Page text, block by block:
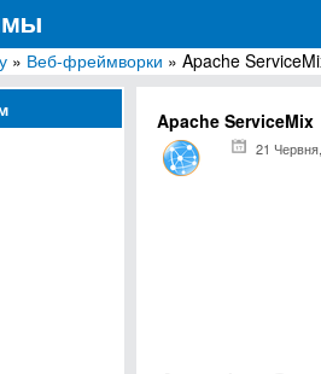
программ для Windows
» Веб-фреймворки » Apache
Apache ServiceMix
21